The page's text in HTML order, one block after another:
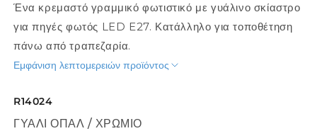
Ένα κρεμαστό γραμμικό φωτιστικό με γυάλινο σκίαστρο
για πηγές φωτός LED E27. Κατάλληλο για τοποθέτηση
πάνω από τραπεζαρία.
Εμφάνιση λεπτομερειών προϊόντος
R14024
ΓΥΑΛΊ ΟΠΆΛ / ΧΡΏΜΙΟ